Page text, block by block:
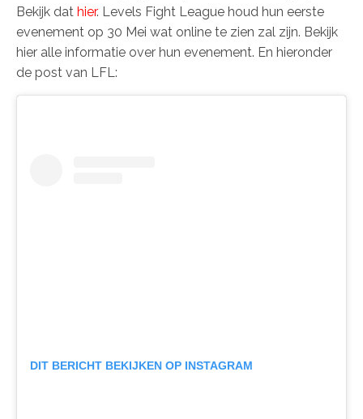
Bekijk dat hier. Levels Fight League houd hun eerste
evenement op 30 Mei wat online te zien zal zijn. Bekijk
hier alle informatie over hun evenement. En hieronder
de post van LFL:
DIT BERICHT BEKIJKEN OP INSTAGRAM